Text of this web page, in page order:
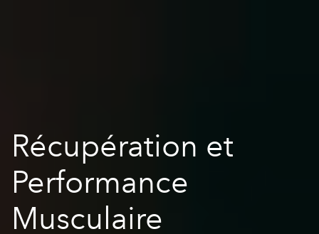
Récupération et
Performance
Musculaire